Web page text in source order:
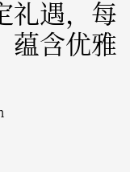
礼遇，每
蕴含优雅